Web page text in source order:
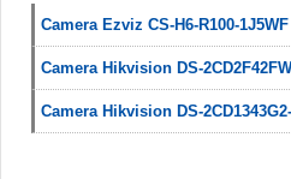
Camera Ezviz CS-H6-R100-1J5WF
Camera Hikvision DS-
Camera Hikvision DS-